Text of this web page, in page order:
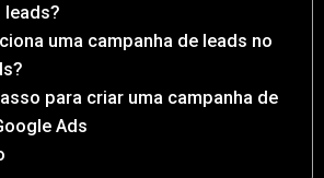
leads?
uma campanha de leads no
para criar uma campanha de
Ads